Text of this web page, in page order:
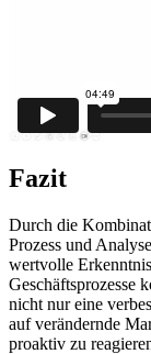
Fazit
Durch die
Prozess und
wertvolle
Geschäftsprozesse
nicht nur eine
auf verändernde
proaktiv zu